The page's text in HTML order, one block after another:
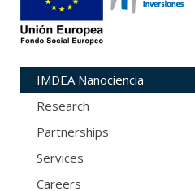
IMDEA Nanociencia
Research
Partnerships
Services
Careers